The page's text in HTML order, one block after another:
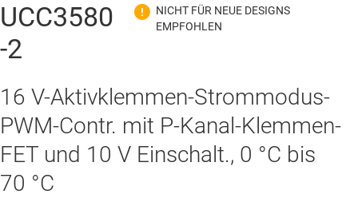
UCC3580
-2
16 V-Aktivklemmen-Strommodus-
PWM-Contr. mit P-Kanal-Klemmen-
FET und 10 V Einschalt., 0 °C bis
70 °C